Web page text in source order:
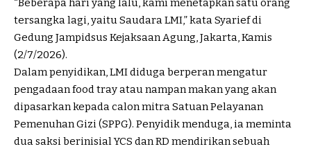
“Beberapa hari yang lalu, kami menetapkan satu orang
tersangka lagi, yaitu Saudara LMI,” kata Syarief di
Gedung Jampidsus Kejaksaan Agung, Jakarta, Kamis
(2/7/2026).
Dalam penyidikan, LMI diduga berperan mengatur
pengadaan food tray atau nampan makan yang akan
dipasarkan kepada calon mitra Satuan Pelayanan
Pemenuhan Gizi (SPPG). Penyidik menduga, ia meminta
dua saksi berinisial YCS dan RD mendirikan sebuah